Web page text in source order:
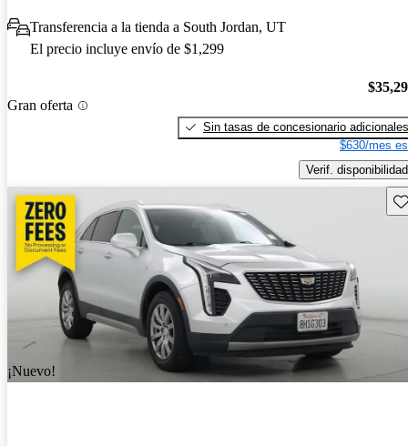
Transferencia a la tienda a South Jordan, UT
El precio incluye envío de $1,299
Gran oferta
Sin tasas de concesionario adicionales
$630/mes
Verif. disponibilidad
¡Nuevo!